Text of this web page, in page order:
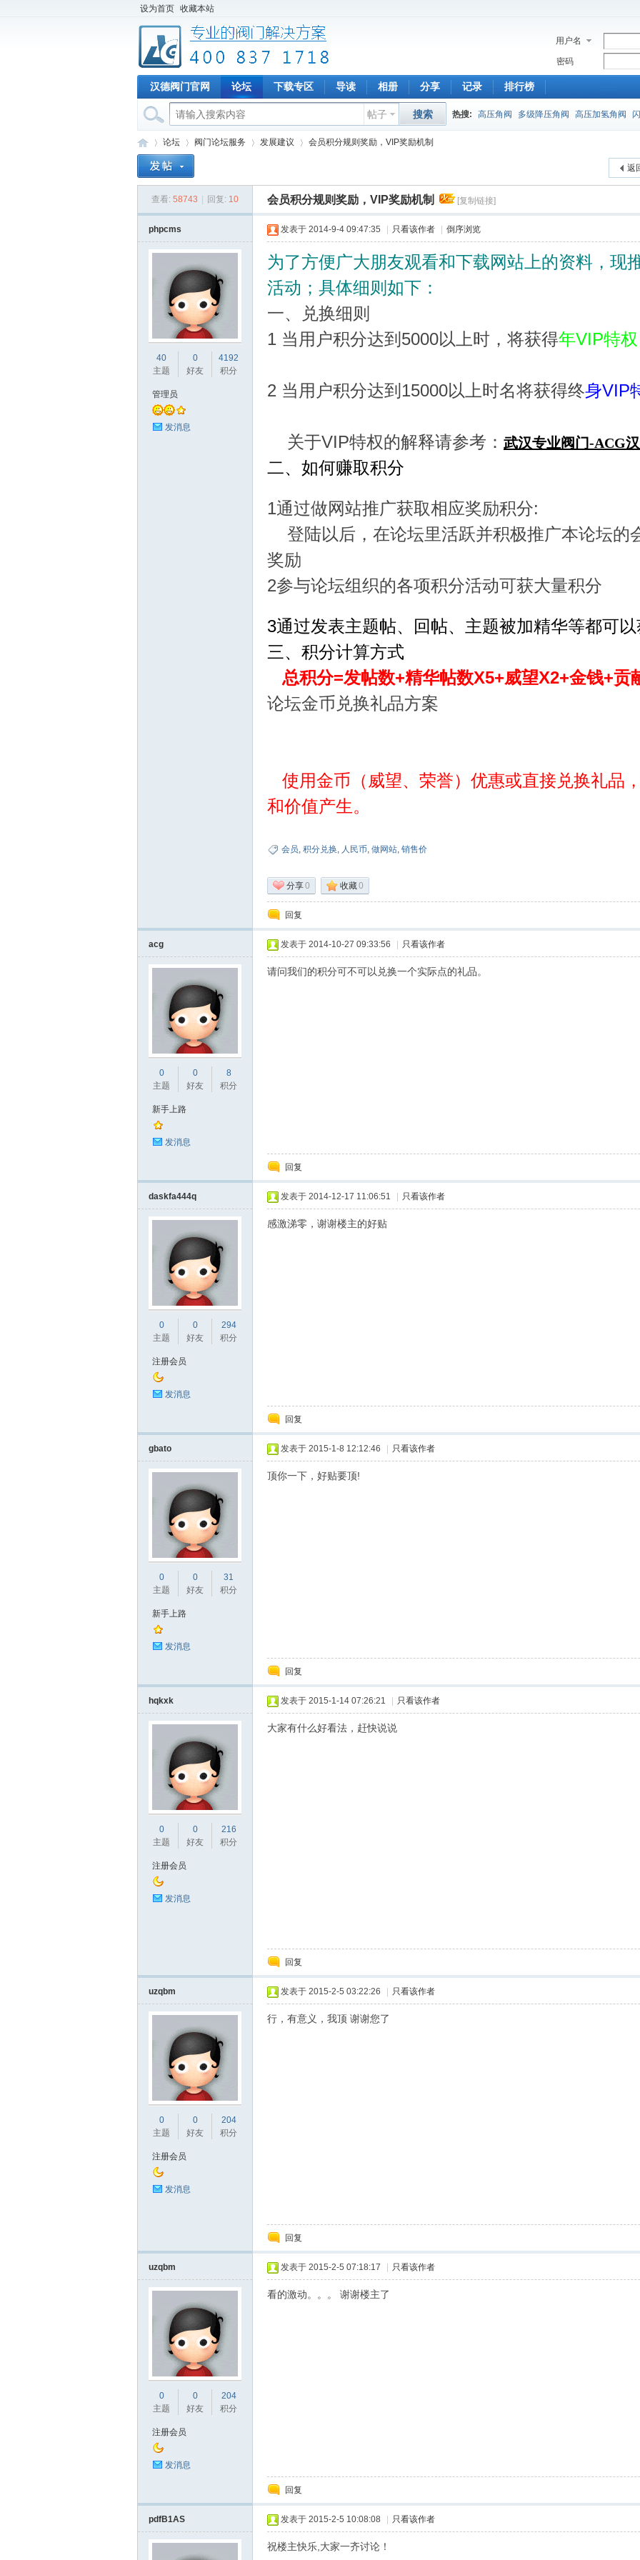
设为首页 收藏本站
用户名
密码
汉德阀门官网 论坛 下载专区 导读 相册 分享 记录 排行榜
帖子 搜索 热搜: 高压角阀 多级降压角阀 高压加氢角阀
»
论坛
›
阀门论坛服务 发展建议
›
会员积分规则奖励，VIP奖励机制
返
查看: 58743 回复: 10 会员积分规则奖励，VIP奖励机制 [复制链接]
phpcms
40
主题
0
好友
4192
积分
管理员
发消息
发表于 2014-9-4 09:47:35 只看该作者 倒序浏览
为了方便广大朋友观看和下载网站上的资料，现
活动；具体细则如下：
一、兑换细则
1 当用户积分达到 5000以上时，将获得年VIP特权
2 当用户积分达到 15000以上时名将获得终身VIP
关于VIP特权的解释请参考： 武汉专业阀门-ACG
二、如何赚取积分
1通过做网站推广获取相应奖励积分:
登陆以后，在论坛里活跃并积极推广本论坛的
奖励
2参与论坛组织的各项积分活动可获大量积分
3通过发表主题帖、回帖、主题被加精华等都可
三、积分计算方式
总积分=发帖数+精华帖数X5+威望X2+金钱+贡
论坛金币兑换礼品方案
使用金币（威望、荣誉）优惠或直接兑换礼品
和价值产生。
会员, 积分兑换, 人民币, 做网站, 销售价
分享0 收藏0
回复
acg
0
主题
0
好友
8
积分
新手上路
发消息
发表于 2014-10-27 09:33:56 只看该作者
请问我们的积分可不可以兑换一个实际点的礼品。
回复
daskfa444q
0
主题
0
好友
294
积分
注册会员
发消息
发表于 2014-12-17 11:06:51 只看该作者
感激涕零，谢谢楼主的好贴
回复
gbato
0
主题
0
好友
31
积分
新手上路
发消息
发表于 2015-1-8 12:12:46 只看该作者
顶你一下，好贴要顶!
回复
hqkxk
0
主题
0
好友
216
积分
注册会员
发消息
发表于 2015-1-14 07:26:21 只看该作者
大家有什么好看法，赶快说说
回复
uzqbm
0
主题
0
好友
204
积分
注册会员
发消息
发表于 2015-2-5 03:22:26 只看该作者
行，有意义，我顶 谢谢您了
回复
uzqbm
0
主题
0
好友
204
积分
注册会员
发消息
发表于 2015-2-5 07:18:17 只看该作者
看的激动。。。 谢谢楼主了
回复
pdfB1AS 发表于 2015-2-5 10:08:08 只看该作者
祝楼主快乐,大家一齐讨论！